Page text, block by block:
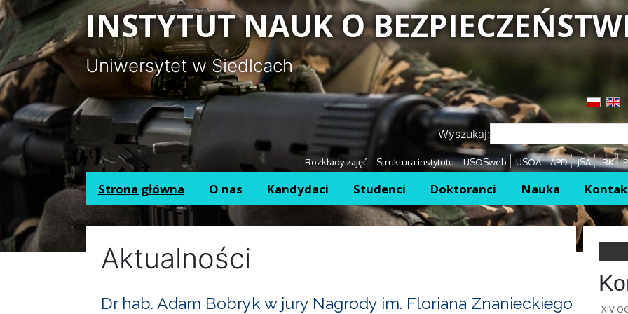
Panel zarządzania plikami cookies
INSTYTUT NAUK O
Uniwersytet w Siedlcach
Przejdź
Przejdź
Wyszukaj:
Rozkłady zajęć Struktura instytutu USOSweb USOA APD JSA IRK
Strona główna O nas Kandydaci Studenci Doktoranci Nauka
Aktualności
Dr hab. Adam Bobryk w jury Nagrody im. Floriana Znanieckiego XIV